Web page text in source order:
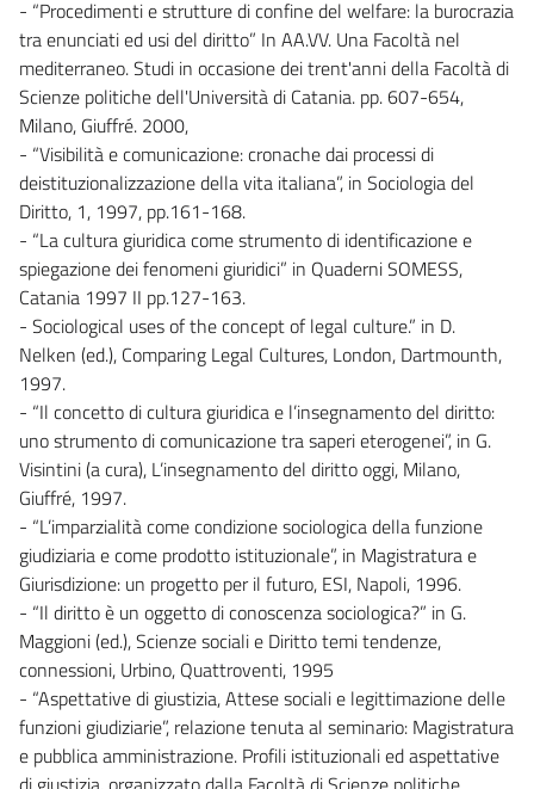
- “Procedimenti e strutture di confine del welfare: la burocrazia
tra enunciati ed usi del diritto” In AA.VV. Una Facoltà nel
mediterraneo. Studi in occasione dei trent'anni della Facoltà di
Scienze politiche dell'Università di Catania. pp. 607-654,
Milano, Giuffré. 2000,
- “Visibilità e comunicazione: cronache dai processi di
deistituzionalizzazione della vita italiana”, in Sociologia del
Diritto, 1, 1997, pp.161-168.
- “La cultura giuridica come strumento di identificazione e
spiegazione dei fenomeni giuridici” in Quaderni SOMESS,
Catania 1997 II pp.127-163.
- Sociological uses of the concept of legal culture.” in D.
Nelken (ed.), Comparing Legal Cultures, London, Dartmounth,
1997.
- “Il concetto di cultura giuridica e l’insegnamento del diritto:
uno strumento di comunicazione tra saperi eterogenei”, in G.
Visintini (a cura), L’insegnamento del diritto oggi, Milano,
Giuffré, 1997.
- “L’imparzialità come condizione sociologica della funzione
giudiziaria e come prodotto istituzionale”, in Magistratura e
Giurisdizione: un progetto per il futuro, ESI, Napoli, 1996.
- “Il diritto è un oggetto di conoscenza sociologica?” in G.
Maggioni (ed.), Scienze sociali e Diritto temi tendenze,
connessioni, Urbino, Quattroventi, 1995
- “Aspettative di giustizia, Attese sociali e legittimazione delle
funzioni giudiziarie”, relazione tenuta al seminario: Magistratura
e pubblica amministrazione. Profili istituzionali ed aspettative